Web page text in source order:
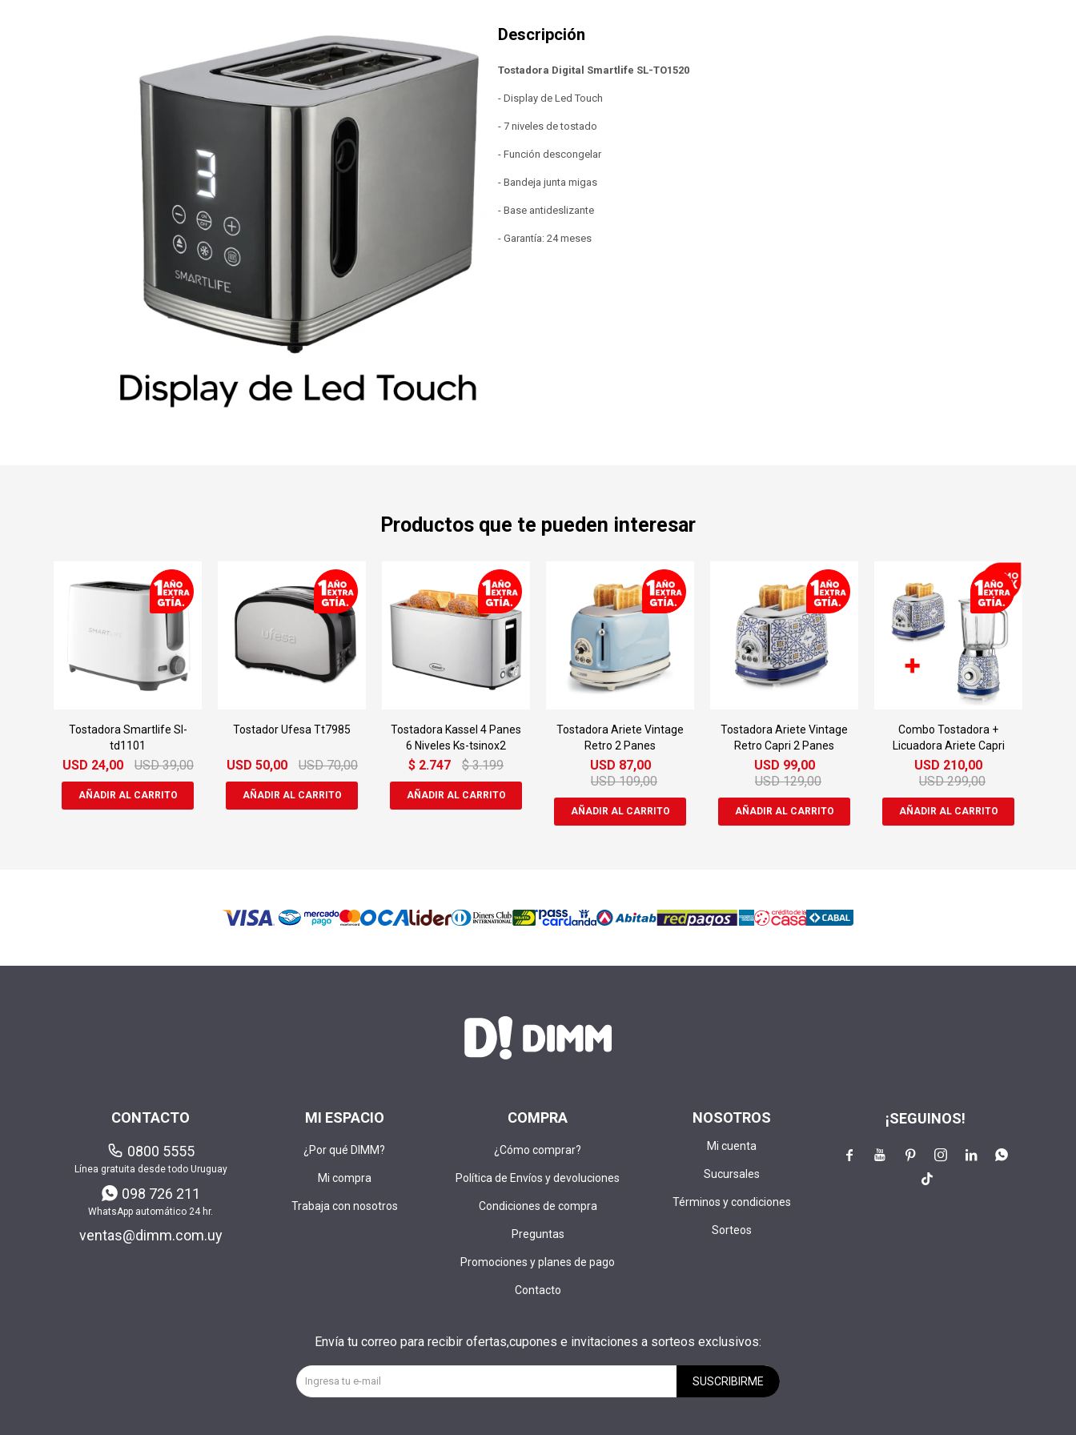
Tostadora Digital Smartlife SL-TO1520
- Display de Led Touch
- 7 niveles de tostado
- Función descongelar
- Bandeja junta migas
- Base antideslizante
- Garantía: 24 meses
Productos que te pueden interesar
Tostadora Smartlife Sl-
td1101
USD 24,00 USD 39,00
Tostador Ufesa Tt7985
USD 50,00 USD 70,00
Tostadora Kassel 4 Panes
6 Niveles Ks-tsinox2
$ 2.747 $ 3.199
Tostadora Ariete Vintage
Retro 2 Panes
USD 87,00
USD 109,00
Tostadora Ariete Vintage
Retro Capri 2 Panes
USD 99,00
USD 129,00
Combo Tostadora +
Licuadora Ariete Capri
USD 210,00
USD 299,00
MI ESPACIO
¿Por qué DIMM?
Mi compra
Trabaja con nosotros
COMPRA
¿Cómo comprar?
Política de Envíos y devoluciones
Condiciones de compra
Preguntas
Promociones y planes de pago
Contacto
NOSOTROS
Mi cuenta
Sucursales
Términos y condiciones
Sorteos
CONTACTO
0800 5555
Línea gratuita desde todo Uruguay
098 726 211
WhatsApp automático 24 hr.
ventas@dimm.com.uy
Envía tu correo para recibir ofertas,cupones e invitaciones a sorteos exclusivos:
SUSCRIBIRME
¡SEGUINOS!
    

